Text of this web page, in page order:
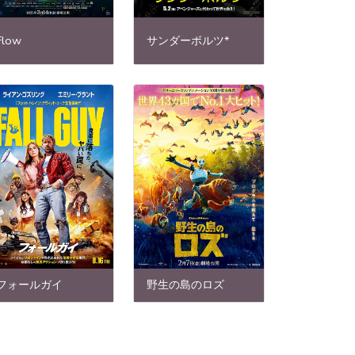
サンダーボルツ*
ォールガイ 野生の島のロズ